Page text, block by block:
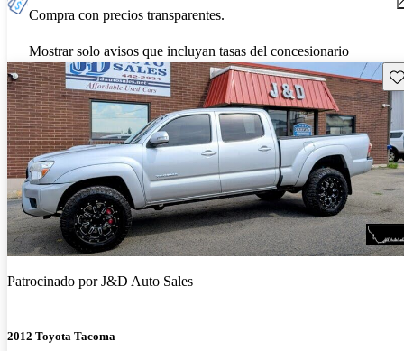
Compra con precios transparentes.
Mostrar solo avisos que incluyan tasas del concesionario
Patrocinado porJ&D Auto Sales
2012 Toyota Tacoma